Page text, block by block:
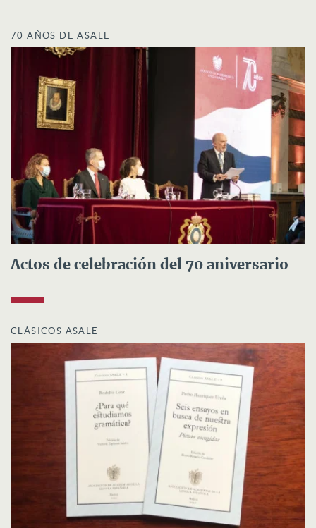
70 AÑOS DE ASALE
Actos de celebración del 70 aniversario
CLÁSICOS ASALE